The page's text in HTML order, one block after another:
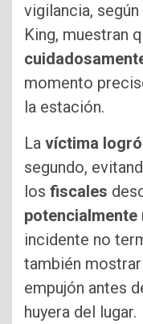
vigilancia, según
King, muestran
momento
la estación.
La víctima
segundo,
los fiscales
potencialmente
incidente no
también
empujón antes
huyera del lugar.